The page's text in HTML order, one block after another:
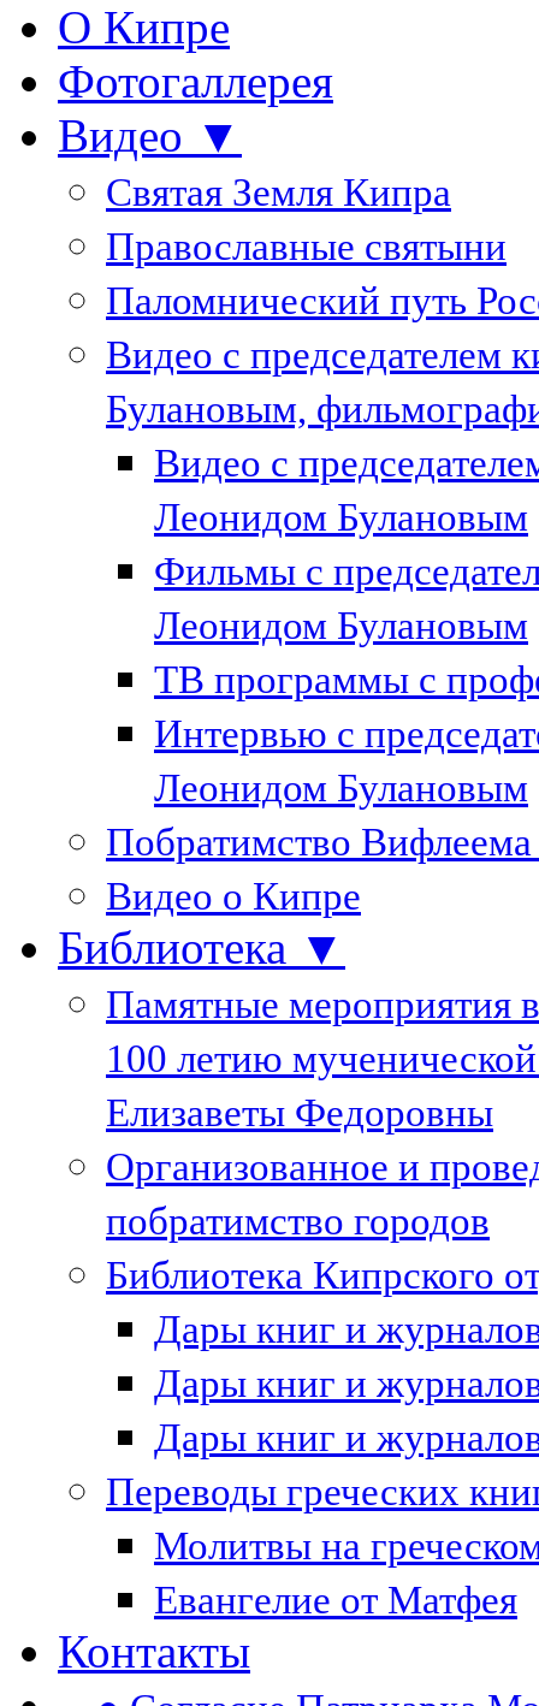
О Кипре
Фотогаллерея
Видео ▼
Святая Земля Кипра
Православные святыни
Паломнический путь
Видео с председателем
Булановым,
Видео с
Леонидом Булановым
Фильмы с
Леонидом Булановым
ТВ программы с
Интервью с
Леонидом Булановым
Побратимство
Видео о Кипре
Библиотека ▼
Памятные мероприятия
100 летию
Елизаветы Федоровны
Организованное и
побратимство городов
Библиотека Кипрского
Дары книг и
Дары книг и
Дары книг и
Переводы греческих
Молитвы на
Евангелие от Матфея
Контакты